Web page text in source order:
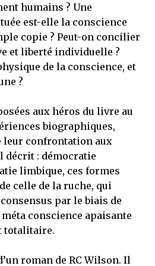
humains ? Une
est-elle la conscience
copie ? Peut-on concilier
et liberté individuelle ?
de la conscience, et
?
aux héros du livre au
biographiques,
leur confrontation aux
décrit : démocratie
limbique, ces formes
celle de la ruche, qui
par le biais de
conscience apaisante
totalitaire.
roman de RC Wilson. Il